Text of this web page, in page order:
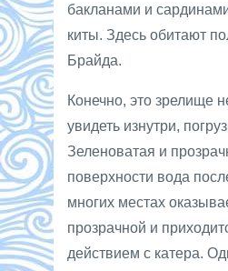
бакланами и
киты. Здесь обитают
Брайда.
Конечно, это зрелище
увидеть изнутри,
Зеленоватая и
поверхности вода
многих местах
прозрачной и
действием с катера.